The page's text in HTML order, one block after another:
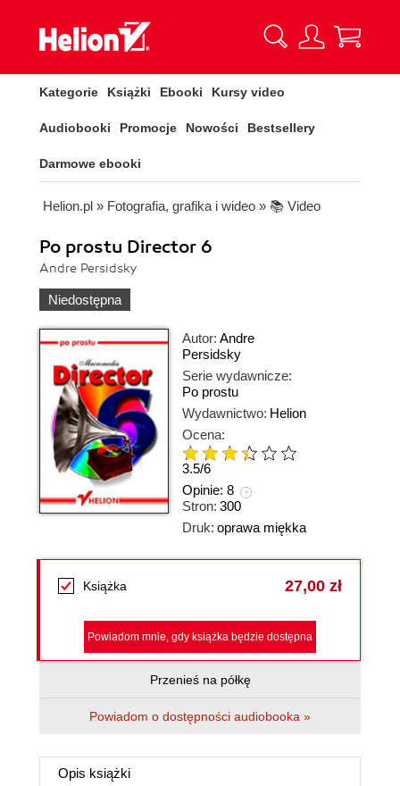
Kategorie Książki Ebooki Kursy video
Audiobooki Promocje Nowości Bestsellery
Darmowe ebooki
Helion.pl » Fotografia, grafika i wideo » 📚 Video
Po prostu Director 6
Andre Persidsky
Niedostępna
Autor: Andre
Persidsky
Serie wydawnicze:
Po prostu
Wydawnictwo: Helion
Ocena:
3.5/6
Opinie: 8
Stron: 300
Druk: oprawa miękka
Książka 27,00 zł
Powiadom mnie, gdy książka będzie dostępna
Przenieś na półkę
Powiadom o dostępności audiobooka »
Opis książki